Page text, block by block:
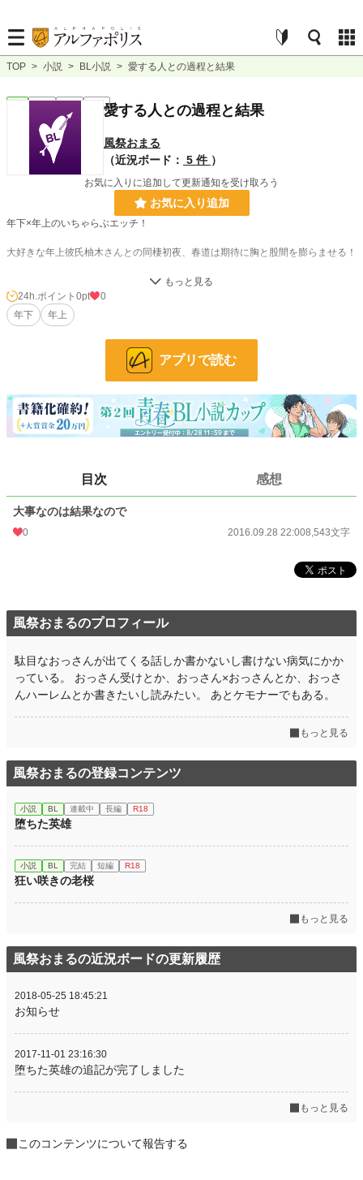
TOP > 小説 > BL小説 > 愛する人との過程と結果
完結 短編 愛する人との過程と結果
風祭おまる
（近況ボード： 5 件 ）
お気に入りに追加して更新通知を受け取ろう
お気に入り追加
年下×年上のいちゃらぶエッチ！
大好きな年上彼氏柚木さんとの同棲初夜、春道は期待に胸と股間を膨らませる！
小説 228,760 位 / 228,760 件
31,415 位 / 31,415 件
24h.ポイント 0 pt
文字数 8,543
2016.09.28 22:00
初回完結日時 2016.09.28 22:00
累計ポイント 83,021 pt (33,785 位)
24h.ポイント 0pt
0
年下
年上
アプリで読む
目次 感想
大事なのは結果なので
0 2016.09.28 22:008,543文字
風祭おまるのプロフィール
駄目なおっさんが出てくる話しか書かないし書けない病気にかか
っている。 おっさん受けとか、おっさん×おっさんとか、おっさ
んハーレムとか書きたいし読みたい。 あとケモナーでもある。
もっと見る
風祭おまるの登録コンテンツ
小説 BL 連載中 長編 R18
堕ちた英雄
小説 BL 完結 短編 R18
狂い咲きの老桜
もっと見る
風祭おまるの近況ボードの更新履歴
2018-05-25 18:45:21
お知らせ
2017-11-01 23:16:30
堕ちた英雄の追記が完了しました
もっと見る
このコンテンツについて報告する